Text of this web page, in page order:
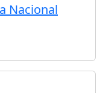
Nacional